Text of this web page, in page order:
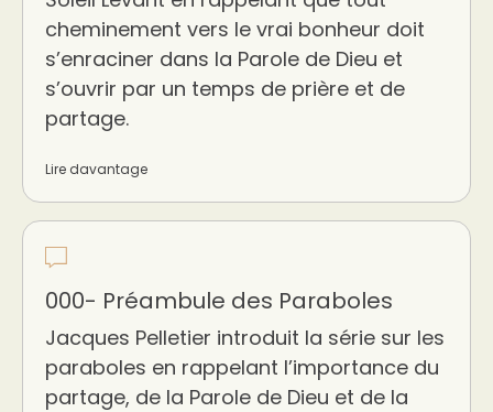
cheminement vers le vrai bonheur doit
s’enraciner dans la Parole de Dieu et
s’ouvrir par un temps de prière et de
partage.
Lire davantage
000- Préambule des Paraboles
Jacques Pelletier introduit la série sur les
paraboles en rappelant l’importance du
partage, de la Parole de Dieu et de la